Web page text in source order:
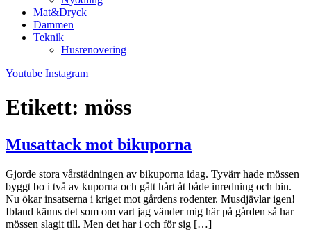
Mat&Dryck
Dammen
Teknik
Husrenovering
Youtube Instagram
Etikett: möss
Musattack mot bikuporna
Gjorde stora vårstädningen av bikuporna idag. Tyvärr hade mössen
byggt bo i två av kuporna och gått hårt åt både inredning och bin.
Nu ökar insatserna i kriget mot gårdens rodenter. Musdjävlar igen!
Ibland känns det som om vart jag vänder mig här på gården så har
mössen slagit till. Men det har i och för sig […]